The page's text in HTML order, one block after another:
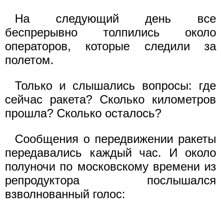
На следующий день все
беспрерывно толпились около
операторов, которые следили за
полетом.
Только и слышались вопросы: где
сейчас ракета? Сколько километров
прошла? Сколько осталось?
Сообщения о передвижении ракеты
передавались каждый час. И около
полуночи по московскому времени из
репродуктора послышался
взволнованный голос: